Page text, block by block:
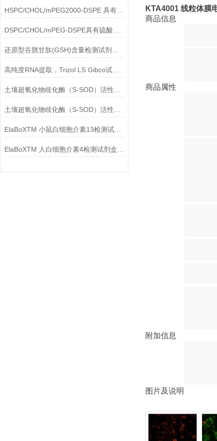
HSPC/CHOL/mPEG2000-DSPE 具有硫酸铵梯度的脂质体 （100nm）说明
高纯度RNA提取，Trizol LS Gibco试剂的应用优势
ElaBoXTM 小鼠白细胞介素13检测试剂盒-检测原理
KTA4001 线粒体膜
商品信息
商品属性
附加信息
图片及说明